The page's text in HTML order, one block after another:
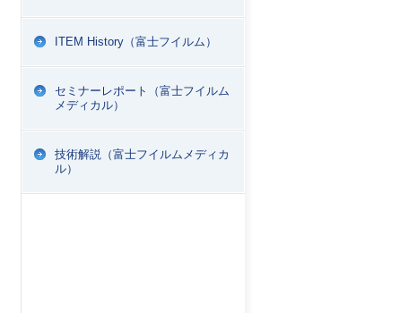
ITEM History（富士フイルム）
セミナーレポート（富士フイルム
メディカル）
技術解説（富士フイルムメディカ
ル）